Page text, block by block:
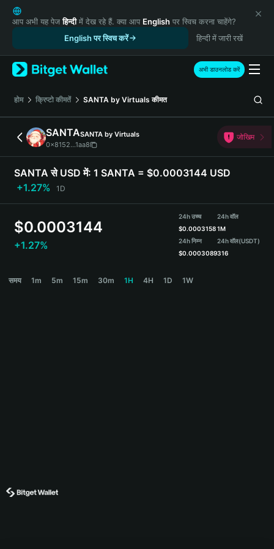
English
日本語
Русский
Español (Latinoamérica)
Türkçe
Italiano
Deutsch
简体中文
繁體中文
Português (Portugal)
Bahasa Indonesia
Español
आप अभी यह पेजहिन्दीमें देख रहे हैं. क्या आप English पर स्विच करना चाहेंगे?
English पर स्विच करें
हिन्दी में जारी रखें
अभी डाउनलोड करें
होम क्रिप्टो कीमतें SANTA by Virtuals कीमत
SANTASANTA by Virtuals
0x8152...1aa8
जोखिम
SANTA से USD में: 1 SANTA = $0.0003144 USD
+1.27%
1D
$0.0003144
+1.27%
24h उच्च
$0.0003158
24h निम्न
$0.0003089
24h वॉल
1M
24h वॉल(USDT)
316
समय 1m 5m 15m 30m 1H 4H 1D 1W